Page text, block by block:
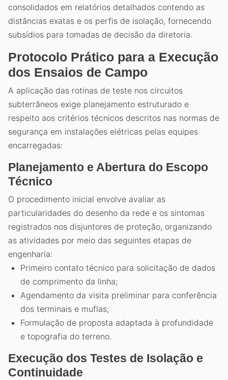
consolidados em relatórios detalhados contendo as
distâncias exatas e os perfis de isolação, fornecendo
subsídios para tomadas de decisão da diretoria.
Protocolo Prático para a Execução
dos Ensaios de Campo
A aplicação das rotinas de teste nos circuitos
subterrâneos exige planejamento estruturado e
respeito aos critérios técnicos descritos nas normas de
segurança em instalações elétricas pelas equipes
encarregadas:
Planejamento e Abertura do Escopo
Técnico
O procedimento inicial envolve avaliar as
particularidades do desenho da rede e os sintomas
registrados nos disjuntores de proteção, organizando
as atividades por meio das seguintes etapas de
engenharia:
Primeiro contato técnico para solicitação de dados
de comprimento da linha;
Agendamento da visita preliminar para conferência
dos terminais e muflas;
Formulação de proposta adaptada à profundidade
e topografia do terreno.
Execução dos Testes de Isolação e
Continuidade